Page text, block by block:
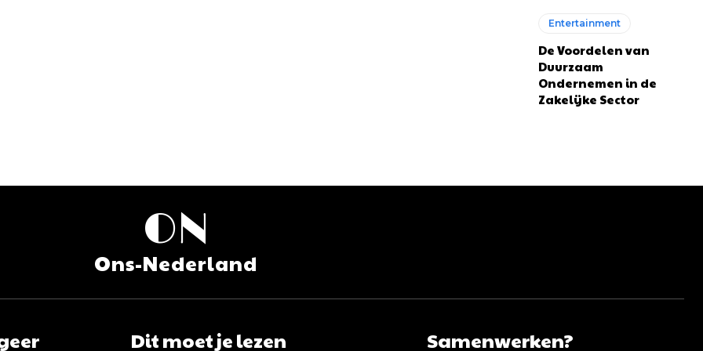
Entertainment
De Voordelen van
Duurzaam
Ondernemen in de
Zakelijke Sector
ON
Ons-Nederland
Dit moet je lezen Samenwerken?